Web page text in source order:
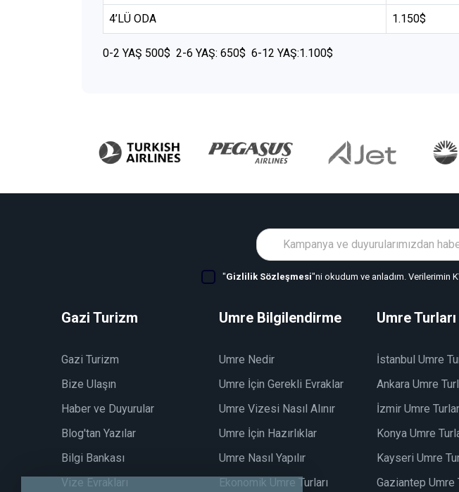
4’LÜ ODA 1.150$
0-2 YAŞ 500$ 2-6 YAŞ: 650$ 6-12 YAŞ:1.100$
"Gizlilik Sözleşmesi"ni okudum ve anladım. Verilerimin
Gazi Turizm
Gazi Turizm
Bize Ulaşın
Haber ve Duyurular
Blog'tan Yazılar
Bilgi Bankası
Vize Evrakları
Umre Bilgilendirme
Umre Nedir
Umre İçin Gerekli Evraklar
Umre Vizesi Nasıl Alınır
Umre İçin Hazırlıklar
Umre Nasıl Yapılır
Ekonomik Umre Turları
Umre Turları
İstanbul Umre
Ankara Umre
İzmir Umre
Konya Umre
Kayseri Umre
Gaziantep Umre